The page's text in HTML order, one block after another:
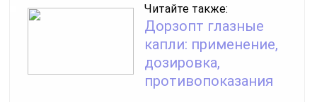
Читайте также:
Дорзопт глазные
капли: применение,
дозировка,
противопоказания